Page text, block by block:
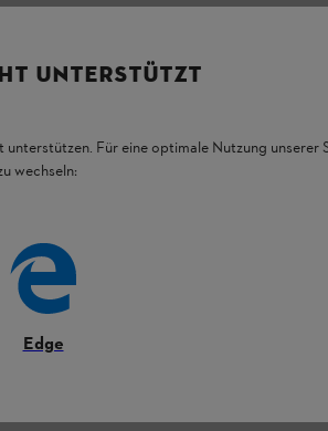
UNTERSTÜTZT
unterstützen. Für eine optimale Nutzung unserer
wechseln:
Edge